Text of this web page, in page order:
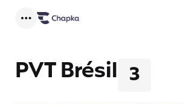
3
PVT Brésil